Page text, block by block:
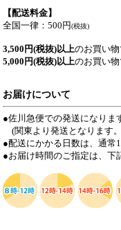
【配送料金】
全国一律：500円(税抜)
3,500円(税抜)以上のお買い
5,000円(税抜)以上のお買い
お届けについて
●佐川急便での発送になりま
(関東より発送となります
●配送にかかる日数は、通常
●お届け時間のご指定は、下